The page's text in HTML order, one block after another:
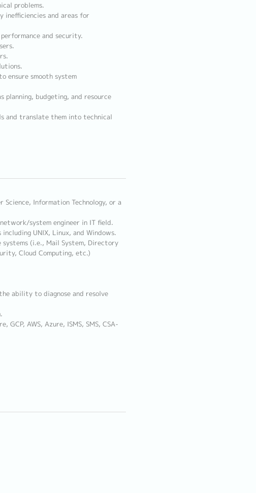
problems.
and areas for
and security.
ensure smooth system
budgeting, and resource
and translate them into technical
Science, Information Technology, or a
system engineer in IT field.
UNIX, Linux, and Windows.
(i.e., Mail System, Directory
Cloud Computing, etc.)
ability to diagnose and resolve
AWS, Azure, ISMS, SMS, CSA-